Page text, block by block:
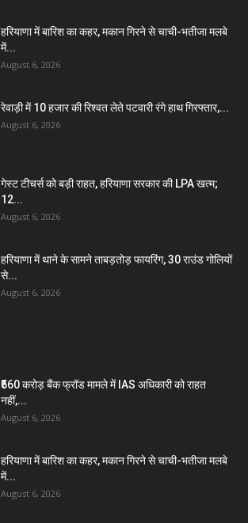
हरियाणा में बारिश का कहर, मकान गिरने से चाची-भतीजा मलबे
में...
August 6, 2026
रेवाड़ी में 10 हजार की रिश्वत लेते पटवारी रंगे हाथ गिरफ्तार,...
August 6, 2026
गेस्ट टीचर्स को बड़ी राहत, हरियाणा सरकार की LPA खत्म;
12...
August 6, 2026
हरियाणा में थाने के सामने ताबड़तोड़ फायरिंग, 30 राउंड गोलियों
से...
August 6, 2026
₹560 करोड़ बैंक फ्रॉड मामले में IAS अधिकारी को राहत
नहीं,...
August 6, 2026
हरियाणा में बारिश का कहर, मकान गिरने से चाची-भतीजा मलबे
में...
August 6, 2026